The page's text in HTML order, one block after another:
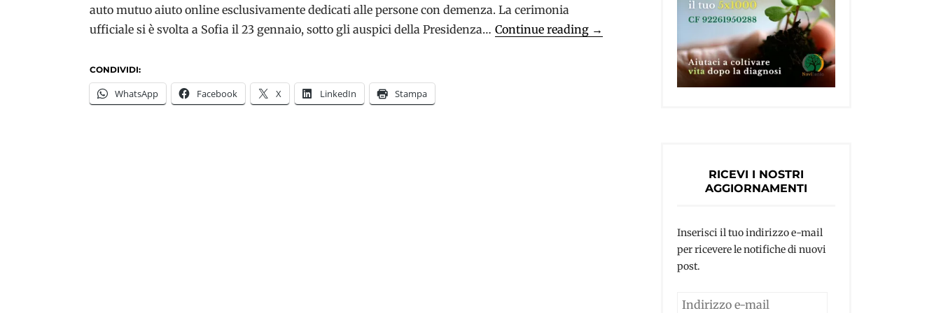
auto mutuo aiuto online esclusivamente dedicati alle persone con demenza. La cerimonia
ufficiale si è svolta a Sofia il 23 gennaio, sotto gli auspici della Presidenza… Continue reading Novilunio
→
CONDIVIDI:
WhatsApp Facebook X LinkedIn Stampa
RICEVI I NOSTRI
AGGIORNAMENTI
Inserisci il tuo indirizzo e-mail
per ricevere le notifiche di nuovi
post.
Indirizzo